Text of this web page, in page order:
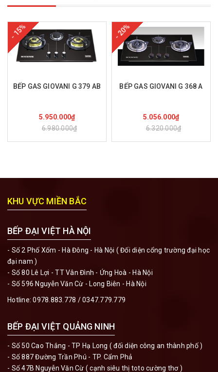
- 15%
BẾP GAS GIOVANI G 379 AB
5.950.000₫
6.980.000₫
- 20%
BẾP GAS GIOVANI G 368 A
5.056.000₫
6.320.000₫
KHU VỰC MIỀN BẮC
BẾP ĐẠI VIỆT HÀ NỘI
- Số 2 Phố Xốm - Hà Đông - Hà Nội ( Đối diện cổng trường đại học
đại nam )
- Số 80 Lê Lợi - TT Vân Đình - Ứng Hoà - Hà Nội
- Số 596 Nguyễn Văn Cừ - Long Biên - Hà Nội
Hotline:0978.883.778 /0347.779.779
BẾP ĐẠI VIỆT QUẢNG NINH
- Số 50 Cao Thắng - TP Hạ Long ( đối diện công an thành phố )
- Số 887 Đường Trần Phú - TP. Cẩm Phả
- Số 47B Nguyễn Văn Cừ ( cạnh siêu thị toto cường thơ )